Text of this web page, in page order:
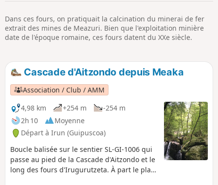
Dans ces fours, on pratiquait la calcination du minerai de fer
extrait des mines de Meazuri. Bien que l'exploitation minière
date de l'époque romaine, ces fours datent du XXe siècle.
Cascade d'Aitzondo depuis Meaka
Association / Club / AMM
4,98 km
+254 m
-254 m
2h 10
Moyenne
Départ à Irun (Guipuscoa)
Boucle balisée sur le sentier SL-GI-1006 qui
passe au pied de la Cascade d'Aitzondo et le
long des fours d'Irugurutzeta. À part le plan